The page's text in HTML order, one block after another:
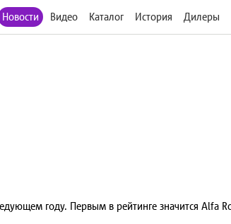
Новости Видео Каталог История Дилеры
году. Первым в рейтинге значится Alfa